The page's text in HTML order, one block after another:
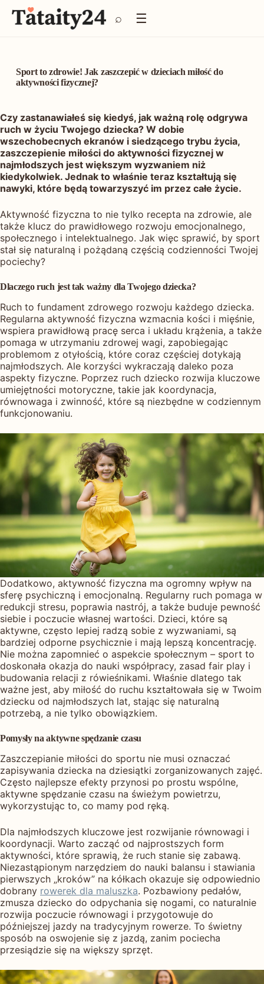
P
r
d
ź
t
r
e
ś
c
i
⌕ ☰
Sport to zdrowie! Jak zaszczepić w dzieciach miłość do
aktywności fizycznej?
Czy zastanawiałeś się kiedyś, jak ważną rolę odgrywa
ruch w życiu Twojego dziecka? W dobie
wszechobecnych ekranów i siedzącego trybu życia,
zaszczepienie miłości do aktywności fizycznej w
najmłodszych jest większym wyzwaniem niż
kiedykolwiek. Jednak to właśnie teraz kształtują się
nawyki, które będą towarzyszyć im przez całe życie.
Aktywność fizyczna to nie tylko recepta na zdrowie, ale
także klucz do prawidłowego rozwoju emocjonalnego,
społecznego i intelektualnego. Jak więc sprawić, by sport
stał się naturalną i pożądaną częścią codzienności Twojej
pociechy?
Dlaczego ruch jest tak ważny dla Twojego dziecka?
Ruch to fundament zdrowego rozwoju każdego dziecka.
Regularna aktywność fizyczna wzmacnia kości i mięśnie,
wspiera prawidłową pracę serca i układu krążenia, a także
pomaga w utrzymaniu zdrowej wagi, zapobiegając
problemom z otyłością, które coraz częściej dotykają
najmłodszych. Ale korzyści wykraczają daleko poza
aspekty fizyczne. Poprzez ruch dziecko rozwija kluczowe
umiejętności motoryczne, takie jak koordynacja,
równowaga i zwinność, które są niezbędne w codziennym
funkcjonowaniu.
Dodatkowo, aktywność fizyczna ma ogromny wpływ na
sferę psychiczną i emocjonalną. Regularny ruch pomaga w
redukcji stresu, poprawia nastrój, a także buduje pewność
siebie i poczucie własnej wartości. Dzieci, które są
aktywne, często lepiej radzą sobie z wyzwaniami, są
bardziej odporne psychicznie i mają lepszą koncentrację.
Nie można zapomnieć o aspekcie społecznym – sport to
doskonała okazja do nauki współpracy, zasad fair play i
budowania relacji z rówieśnikami. Właśnie dlatego tak
ważne jest, aby miłość do ruchu kształtowała się w Twoim
dziecku od najmłodszych lat, stając się naturalną
potrzebą, a nie tylko obowiązkiem.
Pomysły na aktywne spędzanie czasu
Zaszczepianie miłości do sportu nie musi oznaczać
zapisywania dziecka na dziesiątki zorganizowanych zajęć.
Często najlepsze efekty przynosi po prostu wspólne,
aktywne spędzanie czasu na świeżym powietrzu,
wykorzystując to, co mamy pod ręką.
Dla najmłodszych kluczowe jest rozwijanie równowagi i
koordynacji. Warto zacząć od najprostszych form
aktywności, które sprawią, że ruch stanie się zabawą.
Niezastąpionym narzędziem do nauki balansu i stawiania
pierwszych „kroków” na kółkach okazuje się odpowiednio
dobrany rowerek dla maluszka. Pozbawiony pedałów,
zmusza dziecko do odpychania się nogami, co naturalnie
rozwija poczucie równowagi i przygotowuje do
późniejszej jazdy na tradycyjnym rowerze. To świetny
sposób na oswojenie się z jazdą, zanim pociecha
przesiądzie się na większy sprzęt.